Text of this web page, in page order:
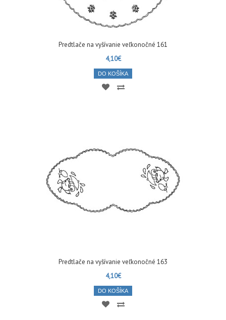
Predtlače na vyšívanie veľkonočné 161
4,10€
DO KOŠÍKA
Predtlače na vyšívanie veľkonočné 163
4,10€
DO KOŠÍKA